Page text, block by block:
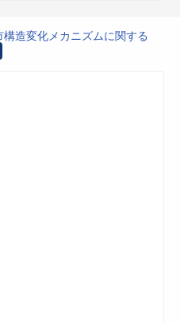
造変化メカニズムに関する